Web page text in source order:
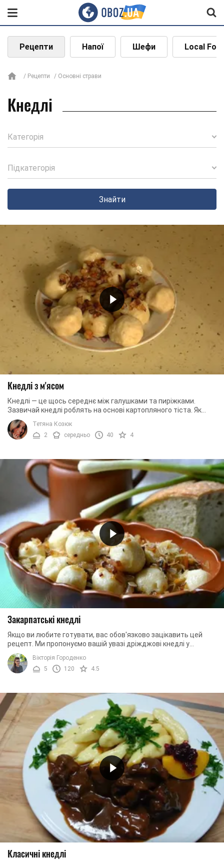
Рецепти Напої Шефи Local
Рецепти Основні страви
Кнедлі
Категорія
Підкатегорія
Знайти
Кнедлі з м'ясом
Кнедлі — це щось середнє між галушками та пиріжками.
Зазвичай кнедлі роблять на основі картопляного тіста. Як
начинку найчастіше використовують фарш ...
Тетяна Козюк
2
середньо 40 4
Закарпатські кнедлі
Якщо ви любите готувати, вас обов'язково зацікавить цей
рецепт. Ми пропонуємо вашій увазі дріжджові кнедлі у
сметанному соусі з м'ясом. Страва ...
Вікторія Городенко
5
120 4.5
Класичні кнедлі